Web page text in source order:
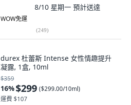
8/10 星期一 預計送達
WOW免運
(249)
durex 杜蕾斯 Intense 女性情趣提升
凝露, 1盒, 10ml
$359
16%$299 ($299.00/10ml)
運費 $107